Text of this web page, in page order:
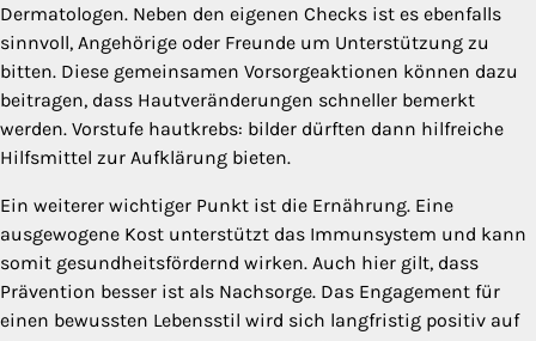
Dermatologen. Neben den eigenen Checks ist es ebenfalls
sinnvoll, Angehörige oder Freunde um Unterstützung zu
bitten. Diese gemeinsamen Vorsorgeaktionen können dazu
beitragen, dass Hautveränderungen schneller bemerkt
werden. Vorstufe hautkrebs: bilder dürften dann hilfreiche
Hilfsmittel zur Aufklärung bieten.
Ein weiterer wichtiger Punkt ist die Ernährung. Eine
ausgewogene Kost unterstützt das Immunsystem und kann
somit gesundheitsfördernd wirken. Auch hier gilt, dass
Prävention besser ist als Nachsorge. Das Engagement für
einen bewussten Lebensstil wird sich langfristig positiv auf